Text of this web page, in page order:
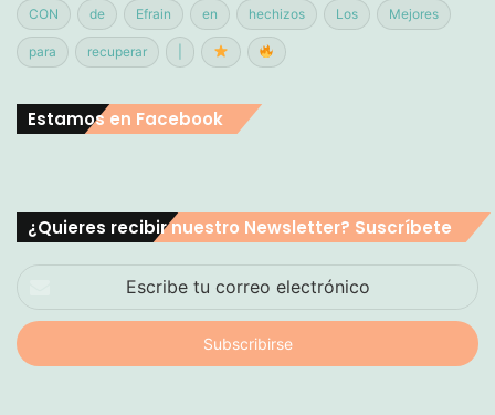
CON de Efrain en hechizos Los Mejores
para recuperar
Estamos en Facebook
¿Quieres recibir nuestro Newsletter? Suscríbete
correo
electrónico